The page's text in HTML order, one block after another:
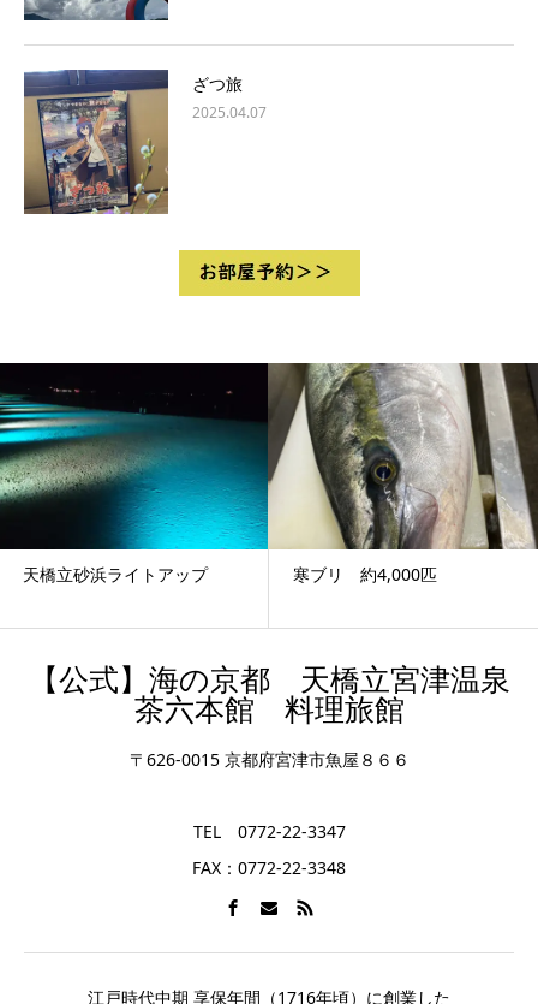
ざつ旅
2025.04.07
寒ブリ 約4,000匹
NHK朝ドラ「エール」の主人
【公式】海の京都 天橋立宮津温泉
茶六本館 料理旅館
〒626-0015 京都府宮津市魚屋８６６
TEL 0772-22-3347
FAX：0772-22-3348
江戸時代中期 享保年間（1716年頃）に創業した